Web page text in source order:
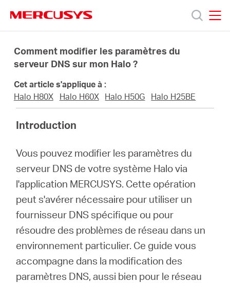
navigation
Produits
Mercusys
Canada
Comment modifier les paramètres du
serveur DNS sur mon Halo ?
Cet article s'applique à :
Halo H80X
Halo H60X Halo H50G Halo H25BE
Introduction
Vous pouvez modifier les paramètres du
serveur DNS de votre système Halo via
l'application MERCUSYS. Cette opération
peut s'avérer nécessaire pour utiliser un
fournisseur DNS spécifique ou pour
résoudre des problèmes de réseau dans un
environnement particulier. Ce guide vous
accompagne dans la modification des
paramètres DNS, aussi bien pour le réseau